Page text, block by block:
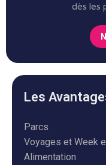
dès les
Les
Parcs
Voyages et Week
Alimentation